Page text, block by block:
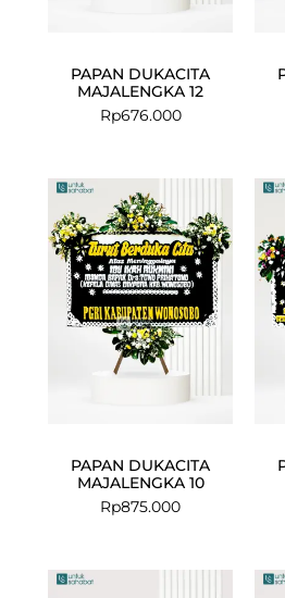
PAPAN DUKACITA
MAJALENGKA 12
Rp676.000
PAPAN DUKACITA
MAJALENGKA 10
Rp875.000